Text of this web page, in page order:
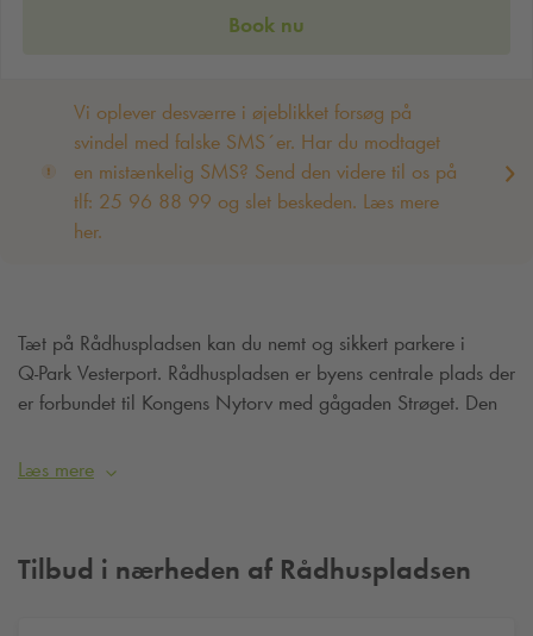
Book nu
Vi oplever desværre i øjeblikket forsøg på
svindel med falske SMS´er. Har du modtaget
en mistænkelig SMS? Send den videre til os på
tlf: 25 96 88 99 og slet beskeden. Læs mere
her.
Tæt på Rådhuspladsen kan du nemt og sikkert parkere i
Q-Park Vesterport. Rådhuspladsen er byens centrale plads der
er forbundet til Kongens Nytorv med gågaden Strøget. Den
forbindelse med demonstrationer, store koncerter, udstillinger
Læs mere
Tilbud i nærheden af Rådhuspladsen